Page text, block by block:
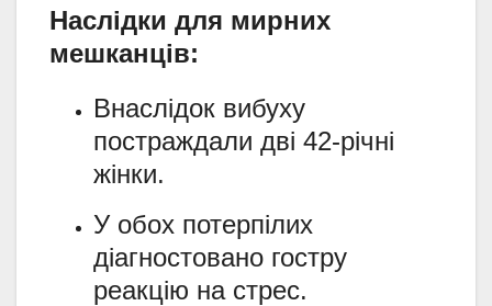
Наслідки для мирних
мешканців:
Внаслідок вибуху
постраждали дві 42-річні
жінки.
У обох потерпілих
діагностовано гостру
реакцію на стрес.